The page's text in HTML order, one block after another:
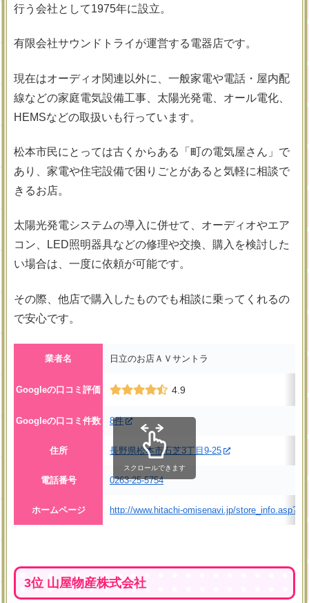
行う会社として1975年に設立。
有限会社サウンドトライが運営する電器店です。
現在はオーディオ関連以外に、一般家電や電話・屋内配
線などの家庭電気設備工事、太陽光発電、オール電化、
HEMSなどの取扱いも行っています。
松本市民にとっては古くからある「町の電気屋さん」で
あり、家電や住宅設備で困りごとがあると気軽に相談で
きるお店。
太陽光発電システムの導入に併せて、オーディオやエア
コン、LED照明器具などの修理や交換、購入を検討した
い場合は、一度に依頼が可能です。
その際、他店で購入したものでも相談に乗ってくれるの
で安心です。
業者名 日立のお店ＡＶサントラ
Googleの口コミ評価 4.9
Googleの口コミ件数 8件
住所 長野県松本市石芝3丁目9-25
電話番号 0263-25-5754
ホームページ http://www.hitachi-omisenavi.jp/
スクロールできます
3位 山屋物産株式会社